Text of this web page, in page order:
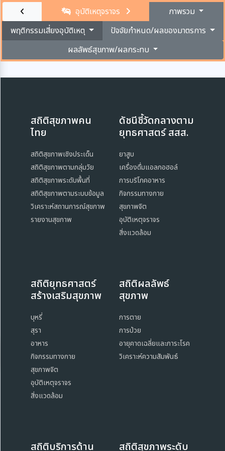
อุบัติเหตุจราจร
ภาพรวม
พฤติกรรมเสี่ยงอุบัติเหตุ
ปัจจัยกำหนด/ผลของมาตรการ
ผลลัพธ์สุขภาพ/ผลกระทบ
สถิติสุขภาพคน
ไทย
สถิติสุขภาพเชิงประเด็น
สถิติสุขภาพตามกลุ่มวัย
สถิติสุขภาพระดับพื้นที่
สถิติสุขภาพตามระบบข้อมูล
วิเคราะห์สถานการณ์สุขภาพ
รายงานสุขภาพ
ดัชนีชี้วัดกลางตาม
ยุทธศาสตร์ สสส.
ยาสูบ
เครื่องดื่มแอลกอฮอล์
การบริโภคอาหาร
กิจกรรมทางกาย
สุขภาพจิต
อุบัติเหตุจราจร
สิ่งแวดล้อม
สถิติยุทธศาสตร์
สร้างเสริมสุขภาพ
บุหรี่
สุรา
อาหาร
กิจกรรมทางกาย
สุขภาพจิต
อุบัติเหตุจราจร
สิ่งแวดล้อม
สถิติผลลัพธ์
สุขภาพ
การตาย
การป่วย
อายุคาดเฉลี่ยและภาระโรค
วิเคราะห์ความสัมพันธ์
สถิติบริการด้าน สถิติสุขภาพระดับ